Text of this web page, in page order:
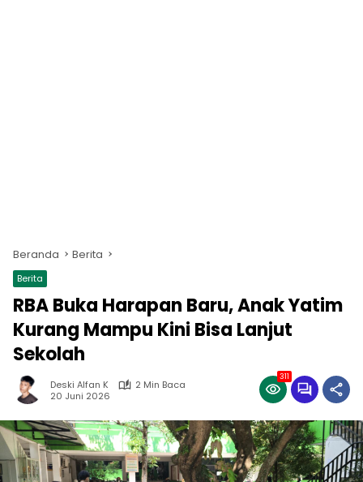
Beranda Berita
Berita
RBA Buka Harapan Baru, Anak Yatim
Kurang Mampu Kini Bisa Lanjut
Sekolah
Deski Alfan K
2 Min Baca
20 Juni 2026
311